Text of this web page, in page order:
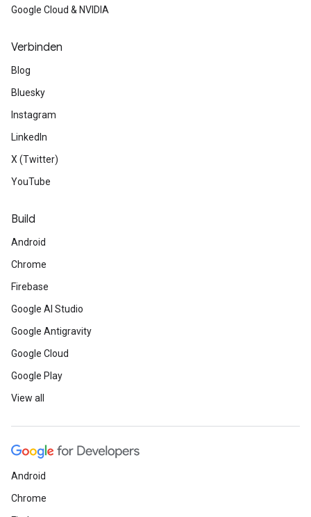
Google Cloud & NVIDIA
Verbinden
Blog
Bluesky
Instagram
LinkedIn
X (Twitter)
YouTube
Build
Android
Chrome
Firebase
Google AI Studio
Google Antigravity
Google Cloud
Google Play
View all
Android
Chrome